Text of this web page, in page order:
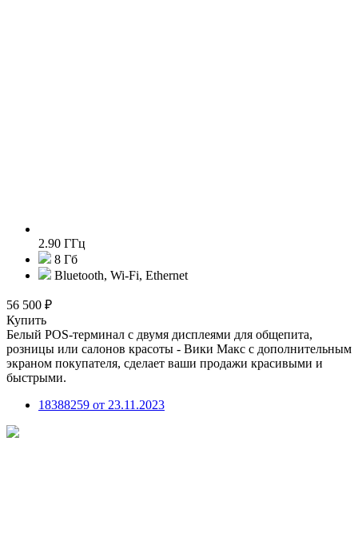
2.90 ГГц
8 Гб
Bluetooth, Wi-Fi, Ethernet
56 500 ₽
Купить
Белый POS-терминал с двумя дисплеями для общепита,
розницы или салонов красоты - Вики Макс с дополнительным
экраном покупателя, сделает ваши продажи красивыми и
быстрыми.
18388259 от 23.11.2023